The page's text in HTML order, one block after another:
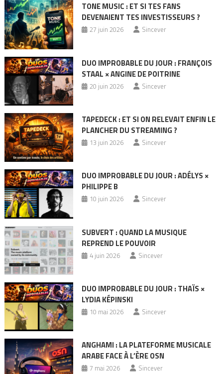
TONE MUSIC : ET SI TES FANS
DEVENAIENT TES INVESTISSEURS ?
27 juin 2026 Sincever
DUO IMPROBABLE DU JOUR : FRANÇOIS
STAAL × ANGINE DE POITRINE
20 juin 2026 Sincever
TAPEDECK : ET SI ON RELEVAIT ENFIN LE
PLANCHER DU STREAMING ?
13 juin 2026 Sincever
DUO IMPROBABLE DU JOUR : ADÉLYS ×
PHILIPPE B
10 juin 2026 Sincever
SUBVERT : QUAND LA MUSIQUE
REPREND LE POUVOIR
4 juin 2026 Sincever
DUO IMPROBABLE DU JOUR : THAÏS ×
LYDIA KÉPINSKI
10 mai 2026 Sincever
ANGHAMI : LA PLATEFORME MUSICALE
ARABE FACE À L’ÈRE OSN
7 mai 2026 Sincever